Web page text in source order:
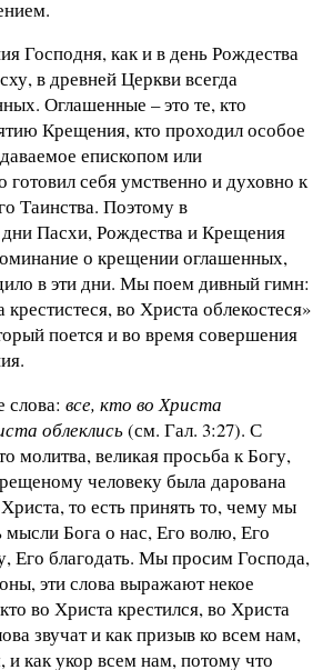
Господня, как и в день Рождества
в древней Церкви всегда
Оглашенные – это те, кто
Крещения, кто проходил особое
епископом или
готовил себя умственно и духовно к
Таинства. Поэтому в
Пасхи, Рождества и Крещения
о крещении оглашенных,
в эти дни. Мы поем дивный гимн:
во Христа облекостеся»
поется и во время совершения
слова: все, кто во Христа
облеклись(см. Гал. 3:27). С
молитва, великая просьба к Богу,
человеку была дарована
то есть принять то, чему мы
Бога о нас, Его волю, Его
Его благодать. Мы просим Господа,
эти слова выражают некое
во Христа крестился, во Христа
звучат и как призыв ко всем нам,
как укор всем нам, потому что